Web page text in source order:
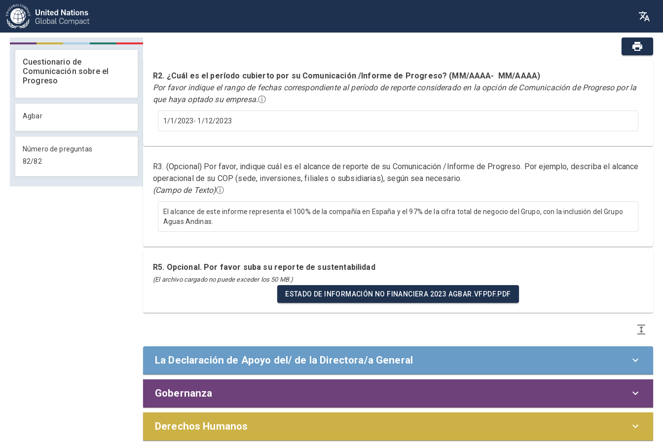
Cuestionario de
Comunicación sobre el
Progreso
Agbar
Número de preguntas
82/82
R2. ¿Cuál es el período cubierto por su Comunicación /Informe de Progreso? (MM/AAAA- MM/AAAA)
Por favor indique el rango de fechas correspondiente al período de reporte considerado en la opción de Comunicación de Progreso por la
que haya optado su empresa.ⓘ
1/1/2023- 1/12/2023
R3. (Opcional) Por favor, indique cuál es el alcance de reporte de su Comunicación /Informe de Progreso. Por ejemplo, describa el alcance
operacional de su COP (sede, inversiones, filiales o subsidiarias), según sea necesario.
(Campo de Texto)ⓘ
El alcance de este informe representa el 100% de la compañía en España y el 97% de la cifra total de negocio del Grupo, con la inclusión del Grupo
Aguas Andinas.
R5. Opcional. Por favor suba su reporte de sustentabilidad
(El archivo cargado no puede exceder los 50 MB.)
ESTADO DE INFORMACIÓN NO FINANCIERA 2023 AGBAR.VFPDF.PDF
La Declaración de Apoyo del/ de la Directora/a General
la Declaración de apoyo del/ de la director/a general
A nuestros grupos de interés,
Me complace reafirmar que Agbar reafirma su apoyo a los Diez Principios del Pacto Global de Naciones Unidas en las áreas de
Gobernanza
POLÍTICAS Y RESPONSABILIDADES
Derechos Humanos